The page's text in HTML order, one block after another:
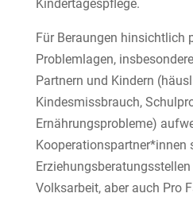
Kindertagespflege.
Für Beraungen hinsichtlich
Problemlagen,
Partnern und Kindern
Kindesmissbrauch,
Ernährungsprobleme)
Kooperationspartner*innen
Volksarbeit, aber auch Pro